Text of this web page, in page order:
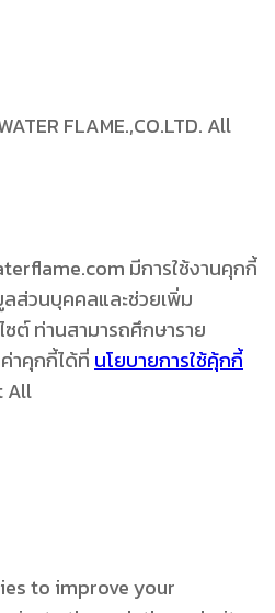
FLAME.,CO.LTD. All
มีการใช้งานคุกกี้
ส่วนบุคคลและช่วยเพิ่ม
ซต์ ท่านสามารถศึกษาราย
าคุกกี้ได้ที่ นโยบายการใช้คุ้กกี้
All
to improve your